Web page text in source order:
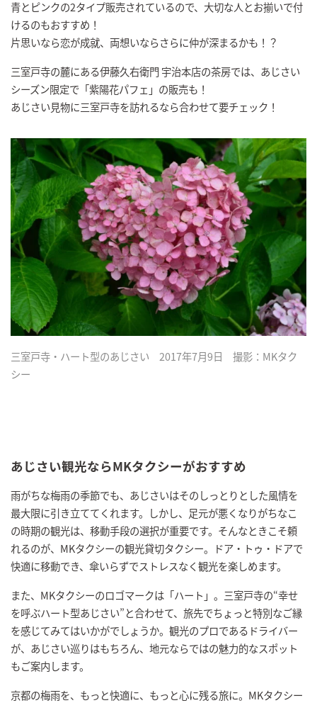
青とピンクの2タイプ販売されているので、大切な人とお揃いで付
けるのもおすすめ！
片思いなら恋が成就、両想いならさらに仲が深まるかも！？
三室戸寺の麓にある伊藤久右衛門 宇治本店の茶房では、あじさい
シーズン限定で「紫陽花パフェ」の販売も！
あじさい見物に三室戸寺を訪れるなら合わせて要チェック！
三室戸寺・ハート型のあじさい 2017年7月9日 撮影：MKタク
シー
あじさい観光ならMKタクシーがおすすめ
雨がちな梅雨の季節でも、あじさいはそのしっとりとした風情を
最大限に引き立ててくれます。しかし、足元が悪くなりがちなこ
の時期の観光は、移動手段の選択が重要です。そんなときこそ頼
れるのが、MKタクシーの観光貸切タクシー。ドア・トゥ・ドアで
快適に移動でき、傘いらずでストレスなく観光を楽しめます。
また、MKタクシーのロゴマークは「ハート」。三室戸寺の“幸せ
を呼ぶハート型あじさい”と合わせて、旅先でちょっと特別なご縁
を感じてみてはいかがでしょうか。観光のプロであるドライバー
が、あじさい巡りはもちろん、地元ならではの魅力的なスポット
もご案内します。
京都の梅雨を、もっと快適に、もっと心に残る旅に。MKタクシー